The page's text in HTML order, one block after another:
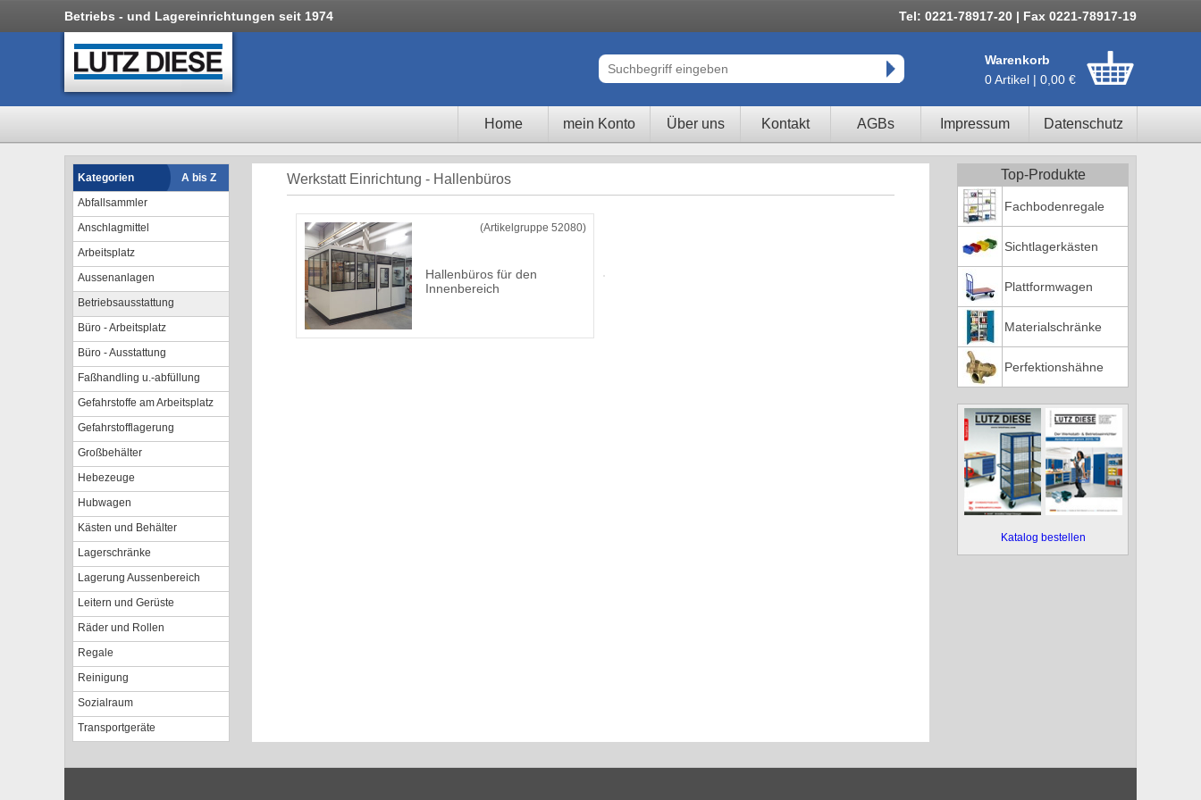
Betriebs - und Lagereinrichtungen seit 1974 Tel: 0221-78917-20 | Fax 0221-78917-19
Warenkorb
0 Artikel | 0,00 €
Home mein Konto Über uns Kontakt AGBs Impressum Datenschutz
Kategorien
A bis Z
Abfallsammler
Anschlagmittel
Arbeitsplatz
Aussenanlagen
Betriebsausstattung
Büro - Arbeitsplatz
Büro - Ausstattung
Faßhandling u.-abfüllung
Gefahrstoffe am Arbeitsplatz
Gefahrstofflagerung
Großbehälter
Hebezeuge
Hubwagen
Kästen und Behälter
Lagerschränke
Lagerung Aussenbereich
Leitern und Gerüste
Räder und Rollen
Regale
Reinigung
Sozialraum
Transportgeräte
Werkstatt Einrichtung - Hallenbüros
(Artikelgruppe 52080)
Hallenbüros für den
Innenbereich
Top-Produkte
Fachbodenregale
Sichtlagerkästen
Plattformwagen
Materialschränke
Perfektionshähne
Katalog bestellen